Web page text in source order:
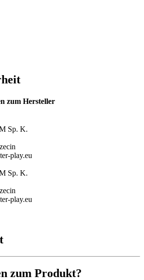
zum Hersteller
Sp. K.
play.eu
Sp. K.
play.eu
zum Produkt?